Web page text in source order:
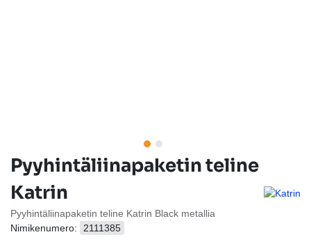
Pyyhintäliinapaketin teline
Katrin
Pyyhintäliinapaketin teline Katrin Black metallia
Nimikenumero:
2111385